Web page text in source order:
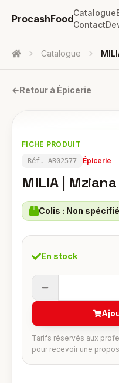
ProcashFood
Catalogue
Contact
Accueil Catalogue
←Retour à Épicerie
FICHE PRODUIT
Réf. AR02577 Épicerie
MILIA |
Colis : Non spécifié
En stock
Tarifs réservés aux
pour recevoir une